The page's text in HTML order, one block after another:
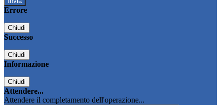
Errore
Chiudi
Successo
Chiudi
Informazione
Chiudi
Attendere...
Attendere il completamento dell'operazione...